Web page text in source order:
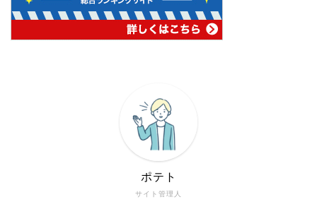
サイト管理人
ポテト